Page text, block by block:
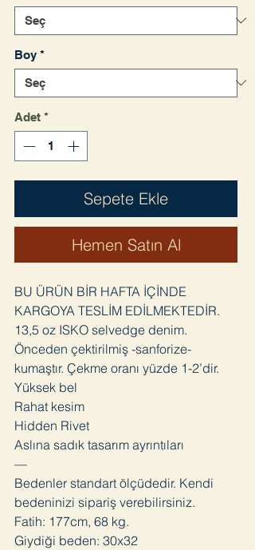
Boy *
Adet *
Sepete Ekle
Hemen Satın Al
BU ÜRÜN BİR HAFTA İÇİNDE
KARGOYA TESLİM EDİLMEKTEDİR.
13,5 oz ISKO selvedge denim.
Önceden çektirilmiş -sanforize-
kumaştır. Çekme oranı yüzde 1-2’dir.
Yüksek bel
Rahat kesim
Hidden Rivet
Aslına sadık tasarım ayrıntıları
—
Bedenler standart ölçüdedir. Kendi
bedeninizi sipariş verebilirsiniz.
Fatih: 177cm, 68 kg.
Giydiği beden: 30x32